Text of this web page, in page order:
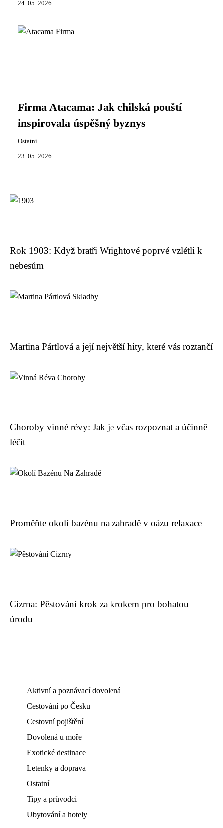
24. 05. 2026
Firma Atacama: Jak chilská pouští
inspirovala úspěšný byznys
Ostatní
23. 05. 2026
Rok 1903: Když bratři Wrightové poprvé vzlétli k
nebesům
Martina Pártlová a její největší hity, které vás roztančí
Choroby vinné révy: Jak je včas rozpoznat a účinně
léčit
Proměňte okolí bazénu na zahradě v oázu relaxace
Cizrna: Pěstování krok za krokem pro bohatou
úrodu
Aktivní a poznávací dovolená
Cestování po Česku
Cestovní pojištění
Dovolená u moře
Exotické destinace
Letenky a doprava
Ostatní
Tipy a průvodci
Ubytování a hotely